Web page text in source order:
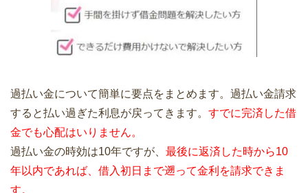
過払い金について簡単に要点をまとめます。過払い金請求
すると払い過ぎた利息が戻ってきます。 すでに完済した借
金でも心配はいりません。
過払い金の時効は10年ですが、 最後に返済した時から10
年以内であれば、借入初日まで遡って金利を請求できま
す。